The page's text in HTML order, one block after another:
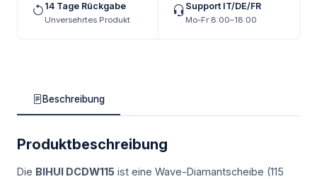
14 Tage Rückgabe
Unversehrtes Produkt
Support IT/DE/FR
Mo-Fr 8:00–18:00
Beschreibung
Produktbeschreibung
Die BIHUI DCDW115 ist eine Wave-Diamantscheibe (115